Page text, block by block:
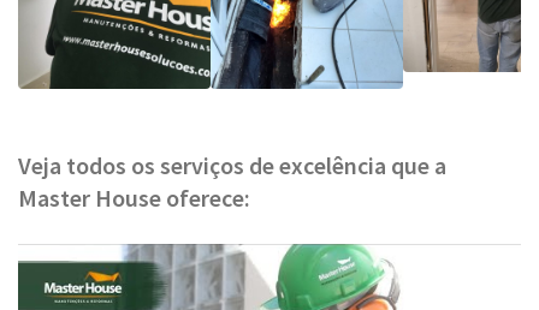
Veja todos os serviços de excelência que a
Master House oferece: